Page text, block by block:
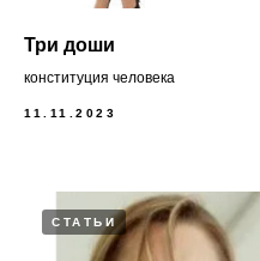
Три доши
конституция человека
11.11.2023
СТАТЬИ